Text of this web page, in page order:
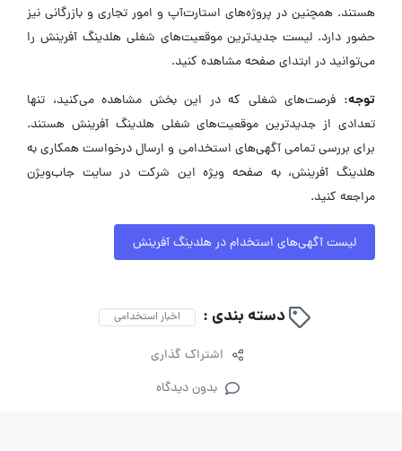
هستند. همچنین در پروژه‌های استارت‌آپ و امور تجاری و بازرگانی نیز
حضور دارد. لیست جدیدترین موقعیت‌های شغلی هلدینگ آفرینش را
می‌توانید در ابتدای صفحه مشاهده کنید.
توجه: فرصت‌های شغلی که در این بخش مشاهده می‌کنید، تنها
تعدادی از جدیدترین موقعیت‌های شغلی هلدینگ آفرینش هستند.
برای بررسی تمامی آگهی‌های استخدامی و ارسال درخواست همکاری به
هلدینگ آفرینش، به صفحه ویژه این شرکت در سایت جاب‌ویژن
مراجعه کنید.
لیست آگهی‌های استخدام در هلدینگ آفرینش
دسته بندی : اخبار استخدامی
اشتراک گذاری
بدون دیدگاه